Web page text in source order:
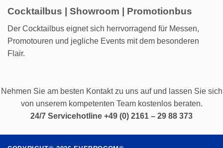
Cocktailbus | Showroom | Promotionbus
Der Cocktailbus eignet sich herrvorragend für Messen,
Promotouren und jegliche Events mit dem besonderen
Flair.
Nehmen Sie am besten Kontakt zu uns auf und lassen Sie sich
von unserem kompetenten Team kostenlos beraten.
24/7 Servicehotline +49 (0) 2161 – 29 88 373